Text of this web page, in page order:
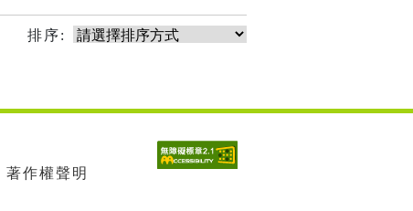
排序:
作權聲明